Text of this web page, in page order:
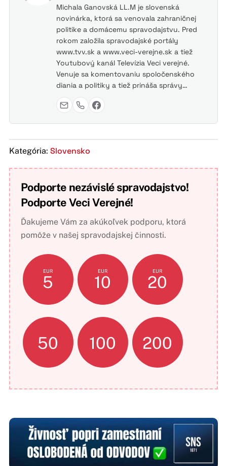
Michala Ganovská LL.M je slovenská
novinárka, ktorá sa venovala zahraničnej
politike a domácemu spravodajstvu. Pred
rokom založila spravodajské portály
www.tvv.sk a www.veci-verejne.sk a tiež
Youtubový kanál Televízia Veci verejné.
Venuje sa komentovaniu spoločenského
diania a politiky a tiež prináša správy…
Kategória: Slovensko
Podporte nezávislé spravodajstvo!
Podporte Veci Verejné!
Ďakujeme Vám za akúkoľvek podporu, ktorá
pomôže v našej spravodajskej činnosti.
EUR
5
EUR
10
EUR
20
50 100 200